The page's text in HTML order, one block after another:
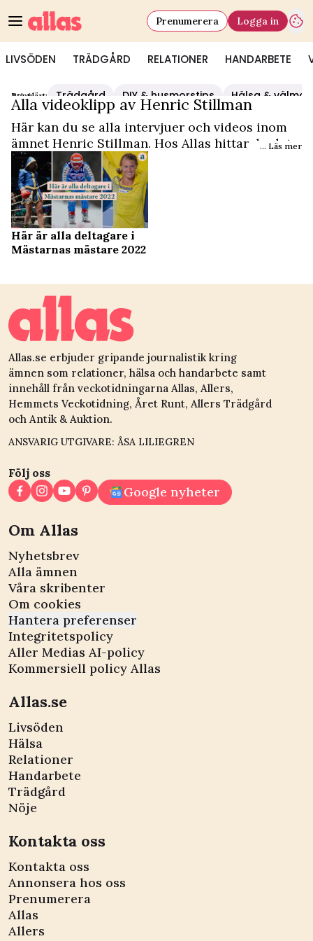
LIVSÖDEN TRÄDGÅRD RELATIONER HANDARBETE
Prenumerera Logga in
Populärt: Trädgård DIY & husmorstips Hälsa &
Video Start/Henric Stillman
Alla videoklipp av Henric Stillman
Här kan du se alla intervjuer och videos inom
ämnet Henric Stillman. Hos Allas hittar du det
och mycket mer.
... Läs mer
Här är alla deltagare i
Mästarnas mästare 2022
Allas.se erbjuder gripande journalistik kring
ämnen som relationer, hälsa och handarbete samt
innehåll från veckotidningarna Allas, Allers,
Hemmets Veckotidning, Året Runt, Allers Trädgård
och Antik & Auktion.
ANSVARIG UTGIVARE: ÅSA LILIEGREN
Följ oss
Google nyheter
Om Allas
Nyhetsbrev
Alla ämnen
Våra skribenter
Om cookies
Hantera preferenser
Integritetspolicy
Aller Medias AI-policy
Kommersiell policy Allas
Allas.se
Livsöden
Hälsa
Relationer
Handarbete
Trädgård
Nöje
Kontakta oss
Kontakta oss
Annonsera hos oss
Prenumerera
Allas
Allers